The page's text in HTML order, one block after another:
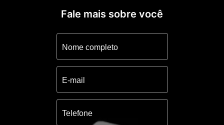
poliesportiva; 1.250 m de passeio em piso
Fale mais sobre você